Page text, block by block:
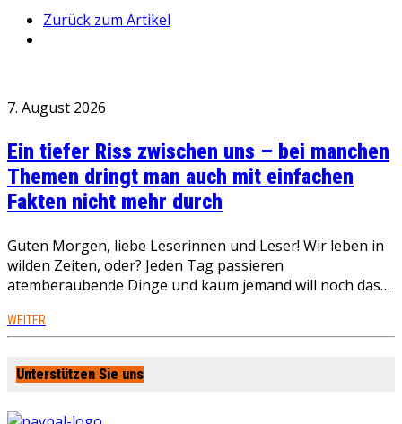
Zurück zum Artikel
7. August 2026
Ein tiefer Riss zwischen uns – bei manchen
Themen dringt man auch mit einfachen
Fakten nicht mehr durch
Guten Morgen, liebe Leserinnen und Leser! Wir leben in
wilden Zeiten, oder? Jeden Tag passieren
atemberaubende Dinge und kaum jemand will noch das…
WEITER
Unterstützen Sie uns